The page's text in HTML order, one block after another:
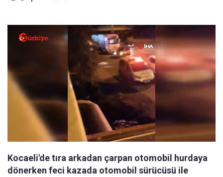
Kocaeli'de tıra arkadan çarpan otomobil hurdaya
dönerken feci kazada otomobil sürücüsü ile